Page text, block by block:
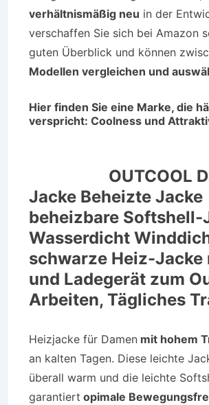
verhältnismäßig neu in der
verschaffen Sie sich bei Amazon
guten Überblick und können
Modellen vergleichen und
Hier finden Sie eine Marke, die
verspricht: Coolness und
OUTCOOL
Jacke Beheizte Jacke
beheizbare Softshell-
Wasserdicht
schwarze Heiz-Jacke
und Ladegerät zum
Arbeiten, Tägliches
Heizjacke für Damen mit hohem
an kalten Tagen. Diese leichte
überall warm und die leichte
garantiert opimale